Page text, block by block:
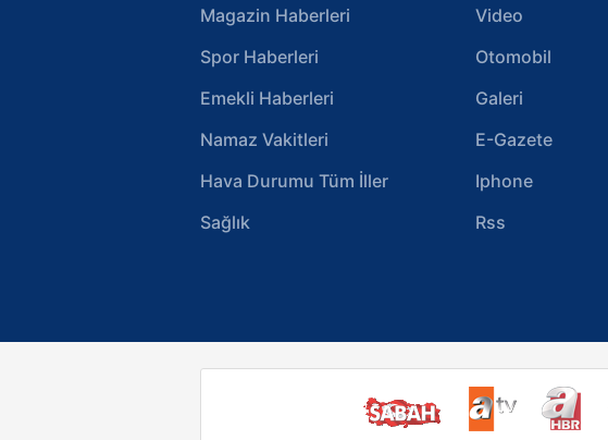
Magazin Haberleri
Spor Haberleri
Emekli Haberleri
Namaz Vakitleri
Hava Durumu Tüm İller
Sağlık
Video
Otomobil
Galeri
E-Gazete
Iphone
Rss